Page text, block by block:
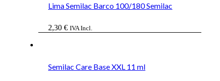
Lima Semilac Barco 100/180 Semilac
2,30 € IVA Incl.
Semilac Care Base XXL 11 ml